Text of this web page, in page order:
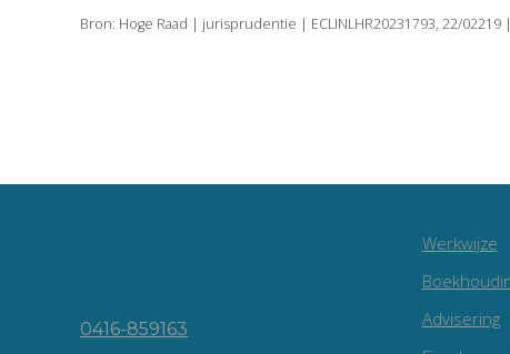
Bron: Hoge Raad | jurisprudentie | ECLINLHR20231793, 22/02219
0416-859163
Werkwijze
Advisering